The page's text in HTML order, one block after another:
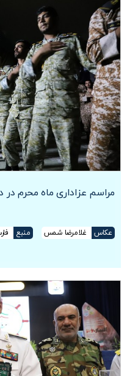
مراسم عزاداری ماه محرم در
عکاس غلامرضا شمس منبع